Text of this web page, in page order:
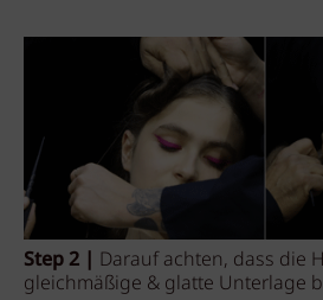
Step 2 | Darauf achten, dass die
gleichmäßige & glatte Unterlage